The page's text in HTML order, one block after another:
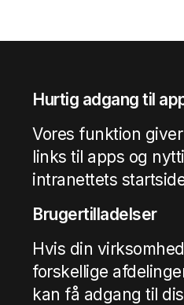
Hurtig adgang til
Vores funktion
links til apps og
intranettets
Brugertilladelser
Hvis din
forskellige
kan få adgang til